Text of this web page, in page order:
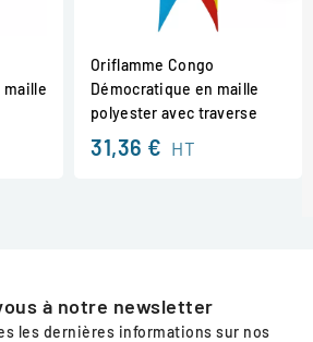
maille
Oriflamme Congo
Démocratique en maille
polyester avec traverse
31,36 € HT
à notre newsletter
les dernières informations sur nos